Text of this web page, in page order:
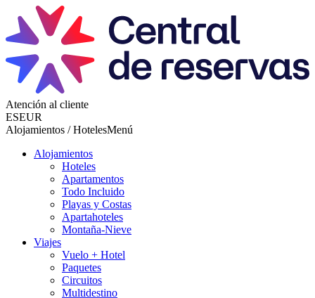
Atención al cliente
ESEUR
Alojamientos / HotelesMenú
Alojamientos
Hoteles
Apartamentos
Todo Incluido
Playas y Costas
Apartahoteles
Montaña-Nieve
Viajes
Vuelo + Hotel
Paquetes
Circuitos
Multidestino